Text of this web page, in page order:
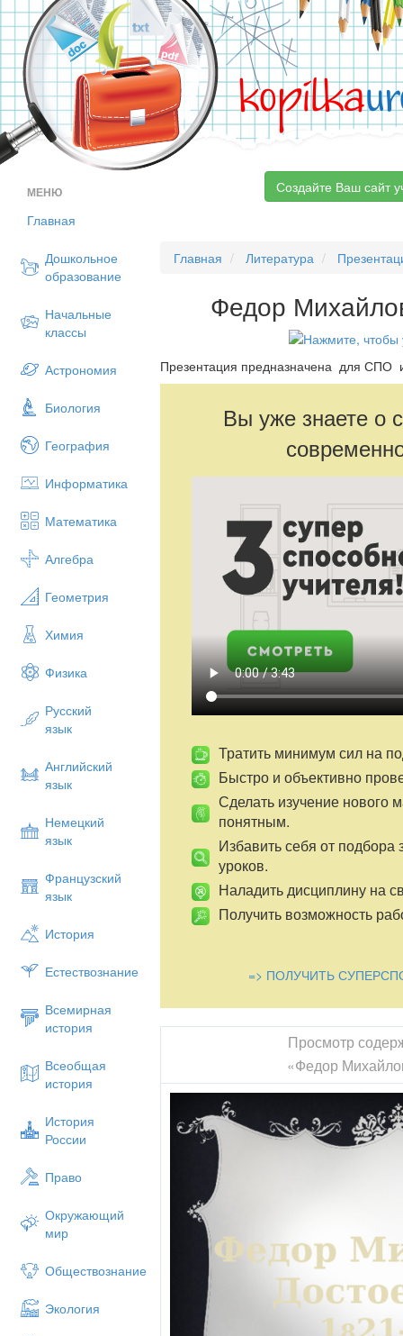
kopilka
МЕНЮ
Главная
Дошкольное
образование
Начальные
классы
Астрономия
Биология
География
Информатика
Математика
Алгебра
Геометрия
Химия
Физика
Русский
язык
Английский
язык
Немецкий
язык
Французский
язык
История
Естествознание
Всемирная
история
Всеобщая
история
История
России
Право
Окружающий
мир
Обществознание
Экология
Создайте Ваш сайт
Главная Литература
Федор
Презентация предназначена для СПО
Вы уже знаете о
Тратить минимум сил на
Быстро и объективно
Сделать изучение нового
понятным.
Избавить себя от подбора
уроков.
Наладить дисциплину на
Получить возможность
=> ПОЛУЧИТЬ
Просмотр
«Федор